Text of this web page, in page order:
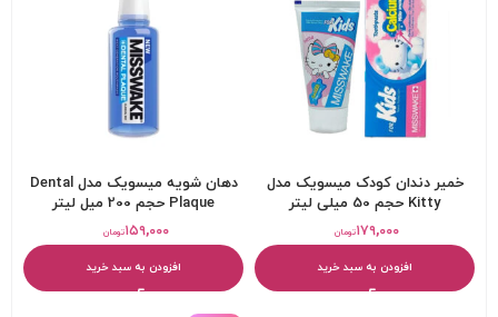
خمیر دندان کودک میسویک مدل
Kitty حجم 50 میلی لیتر
تومان۱۷۹,۰۰۰
افزودن به سبد خرید
دهان شویه میسویک مدل Dental
Plaque حجم 200 میل لیتر
تومان۱۵۹,۰۰۰
افزودن به سبد خرید